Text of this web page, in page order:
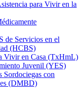
para Vivir en la
de Servicios en el
(HCBS)
Vivir en Casa (TxHmL)
Juvenil (YES)
Sordociegas con
(DMBD)